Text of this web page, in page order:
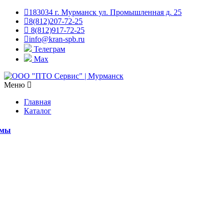
183034 г. Мурманск ул. Промышленная д. 25
8(812)207-72-25
8(812)917-72-25
info@kran-spb.ru
Телеграм
Max
Меню
Главная
Каталог